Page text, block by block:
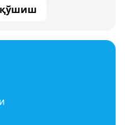
қўшиш